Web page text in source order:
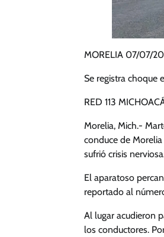
MORELIA 07/07/
Se registra choque
RED 113
Morelia, Mich.-
conduce de
sufrió crisis
El aparatoso
reportado al
Al lugar acudieron
los conductores.